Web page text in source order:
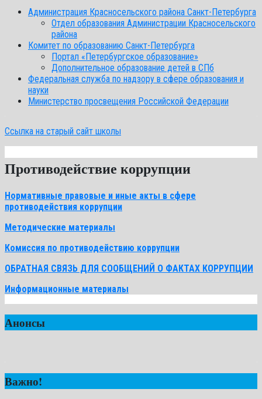
Администрация Красносельского района Санкт-Петербурга
Отдел образования Администрации Красносельского
района
Комитет по образованию Санкт-Петербурга
Портал «Петербургское образование»
Дополнительное образование детей в СПб
Федеральная служба по надзору в сфере образования и
науки
Министерство просвещения Российской Федерации
Ссылка на старый сайт школы
Противодействие коррупции
Нормативные правовые и иные акты в сфере
противодействия коррупции
Методические материалы
Комиссия по противодействию коррупции
ОБРАТНАЯ СВЯЗЬ ДЛЯ СООБЩЕНИЙ О ФАКТАХ КОРРУПЦИИ
Информационные материалы
Анонсы
Важно!